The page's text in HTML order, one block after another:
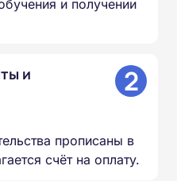
и получении
и
2
прописаны в
счёт на оплату.